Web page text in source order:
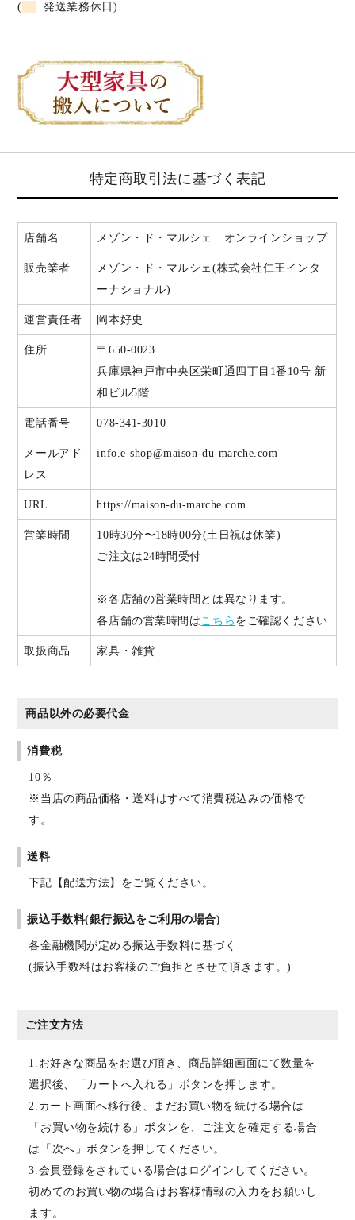
( 発送業務休日)
特定商取引法に基づく表記
店舗名 メゾン・ド・マルシェ オンラインショップ
販売業者
メゾン・ド・マルシェ(株式会社仁王インタ
ーナショナル)
運営責任者 岡本好史
住所
〒650-0023
兵庫県神戸市中央区栄町通四丁目1番10号 新
和ビル5階
電話番号 078-341-3010
メールアド
レス
info.e-shop@maison-du-marche.com
URL https://maison-du-marche.com
営業時間
10時30分〜18時00分(土日祝は休業)
ご注文は24時間受付
※各店舗の営業時間とは異なります。
各店舗の営業時間はこちら をご確認ください
取扱商品 家具・雑貨
商品以外の必要代金
消費税
10％
※当店の商品価格・送料はすべて消費税込みの価格で
す。
送料
下記【配送方法】をご覧ください。
振込手数料(銀行振込をご利用の場合)
各金融機関が定める振込手数料に基づく
(振込手数料はお客様のご負担とさせて頂きます。)
ご注文方法
1.お好きな商品をお選び頂き、商品詳細画面にて数量を
選択後、「カートへ入れる」ボタンを押します。
2.カート画面へ移行後、まだお買い物を続ける場合は
「お買い物を続ける」ボタンを、ご注文を確定する場合
は「次へ」ボタンを押してください。
3.会員登録をされている場合はログインしてください。
初めてのお買い物の場合はお客様情報の入力をお願いし
ます。